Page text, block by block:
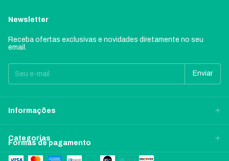
Newsletter
Receba ofertas exclusivas e novidades diretamente no seu
email.
Informações
Categorias
Formas de pagamento